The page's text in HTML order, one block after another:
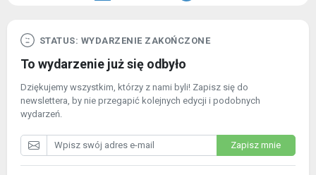
STATUS: WYDARZENIE ZAKOŃCZONE
To wydarzenie już się odbyło
Dziękujemy wszystkim, którzy z nami byli! Zapisz się do
newslettera, by nie przegapić kolejnych edycji i podobnych
wydarzeń.
Zapisz mnie